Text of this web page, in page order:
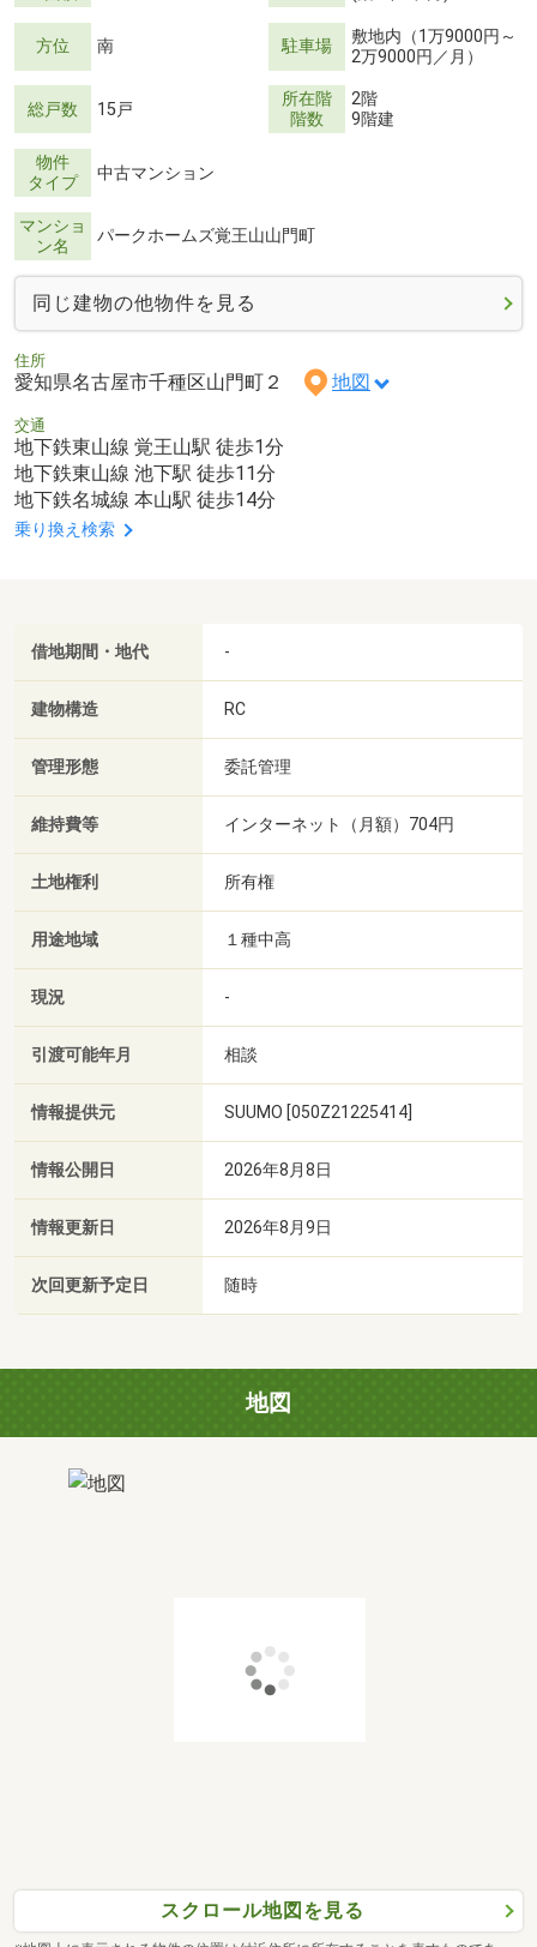
方位 南 駐車場
敷地内（1万9000円～
2万9000円／月）
総戸数 15戸
所在階
階数
2階
9階建
物件
タイプ
中古マンション
マンショ
ン名
パークホームズ覚王山山門町
同じ建物の他物件を見る
住所
愛知県名古屋市千種区山門町２ 地図
交通
地下鉄東山線 覚王山駅 徒歩1分
地下鉄東山線 池下駅 徒歩11分
地下鉄名城線 本山駅 徒歩14分
乗り換え検索
借地期間・地代 -
建物構造 RC
管理形態 委託管理
維持費等 インターネット（月額）704円
土地権利 所有権
用途地域 １種中高
現況 -
引渡可能年月 相談
情報提供元 SUUMO [050Z21225414]
情報公開日 2026年8月8日
情報更新日 2026年8月9日
次回更新予定日 随時
地図
スクロール地図を見る